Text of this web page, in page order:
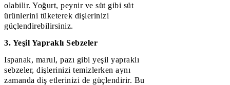
olabilir. Yoğurt, peynir ve süt gibi süt
ürünlerini tüketerek dişlerinizi
güçlendirebilirsiniz.
3. Yeşil Yapraklı Sebzeler
Ispanak, marul, pazı gibi yeşil yapraklı
sebzeler, dişlerinizi temizlerken aynı
zamanda diş etlerinizi de güçlendirir. Bu